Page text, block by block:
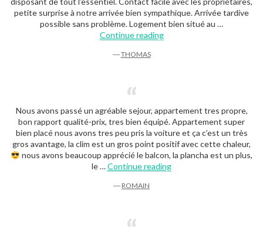
petite surprise à notre arrivée bien sympathique. Arrivée tardive
possible sans problème. Logement bien situé au …
Continue reading“Thomas”
―THOMAS
Nous avons passé un agréable sejour, appartement tres propre,
bon rapport qualité-prix, tres bien équipé. Appartement super
bien placé nous avons tres peu pris la voiture et ça c’est un très
gros avantage, la clim est un gros point positif avec cette chaleur,
nous avons beaucoup apprécié le balcon, la plancha est un plus,
le …Continue reading“Romain”
― ROMAIN